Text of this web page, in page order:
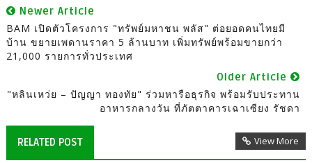
Newer Article
BAM เปิดตัวโครงการ "ทรัพย์มหาชน พลัส" ต่อยอดคนไทยมี
บ้าน ขยายเพดานราคา 5 ล้านบาท เพิ่มทรัพย์พร้อมขายกว่า
21,000 รายการทั่วประเทศ
Older Article
"หลินเหว่ย – ปัญญา ทองทัย" ร่วมหารือธุรกิจ พร้อมรับประทาน
อาหารกลางวัน ที่ภัตตาคารเฉาเซียง รัชดา
RELATED POST View More